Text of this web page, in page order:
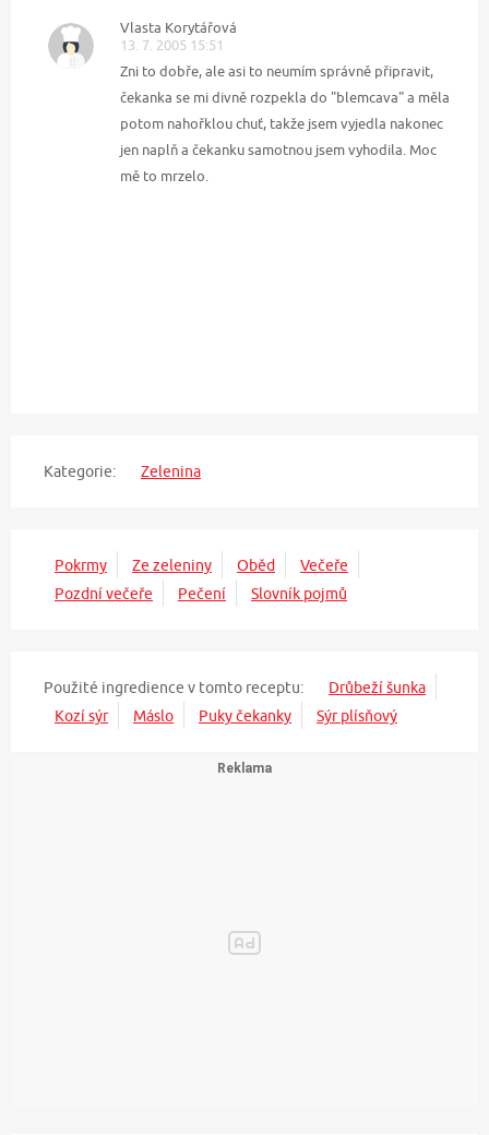
Vlasta Korytářová
13. 7. 2005 15:51
Zni to dobře, ale asi to neumím správně připravit,
čekanka se mi divně rozpekla do "blemcava" a měla
potom nahořklou chuť, takže jsem vyjedla nakonec
jen naplň a čekanku samotnou jsem vyhodila. Moc
mě to mrzelo.
Kategorie: Zelenina
Pokrmy Ze zeleniny Oběd
Večeře
Pozdní večeře
Pečení Slovník pojmů
Použité ingredience v tomto receptu:
Drůbeží šunka
Kozí sýr
Máslo Puky čekanky Sýr plísňový